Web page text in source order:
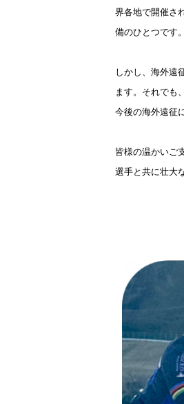
界各地で開催さ
備のひとつです。
しかし、海外遠
ます。それでも
今後の海外遠征
皆様の温かいご
選手と共に壮大